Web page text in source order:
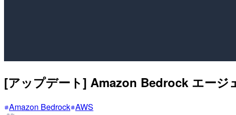
[アップデート] Amazon Bedrock エージ
Amazon Bedrock AWS